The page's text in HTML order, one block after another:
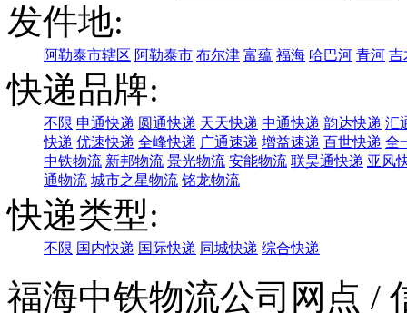
发件地:
阿勒泰市辖区 阿勒泰市 布尔津 富蕴 福海 哈巴河 青河 吉
快递品牌:
不限 申通快递 圆通快递 天天快递 中通快递 韵达快递 汇
快递 优速快递 全峰快递 广通速递 增益速递 百世快递 全
中铁物流 新邦物流 景光物流 安能物流 联昊通快递 亚风
通物流 城市之星物流 铭龙物流
快递类型:
不限 国内快递 国际快递 同城快递 综合快递
福海中铁物流公司网点 /